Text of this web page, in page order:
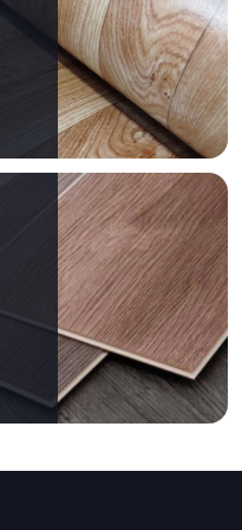
Отрез от 1 м.пог.
сварки швов
клей для линолеума марок:
425 / EUROPROF 522